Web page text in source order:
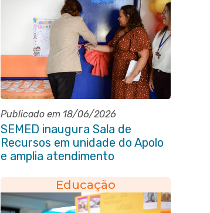
Publicado em 18/06/2026
SEMED inaugura Sala de
Recursos em unidade do Apolo
e amplia atendimento
Educação